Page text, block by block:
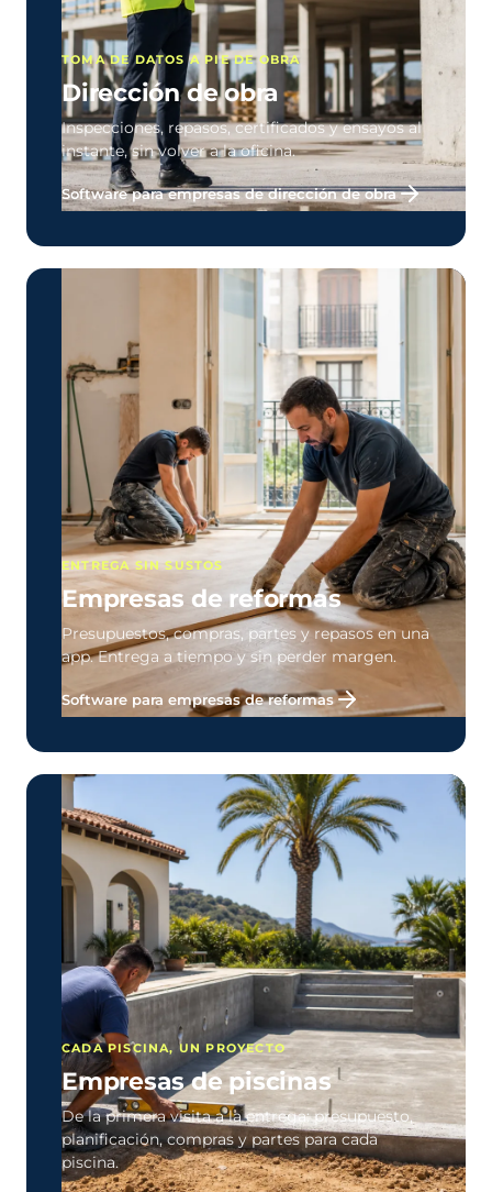
TOMA DE DATOS A PIE DE OBRA
Dirección de obra
Inspecciones, repasos, certificados y ensayos al
instante, sin volver a la oficina.
Software para empresas de dirección de obra
ENTREGA SIN SUSTOS
Empresas de reformas
Presupuestos, compras, partes y repasos en una
app. Entrega a tiempo y sin perder margen.
Software para empresas de reformas
CADA PISCINA, UN PROYECTO
Empresas de piscinas
De la primera visita a la entrega: presupuesto,
planificación, compras y partes para cada
piscina.